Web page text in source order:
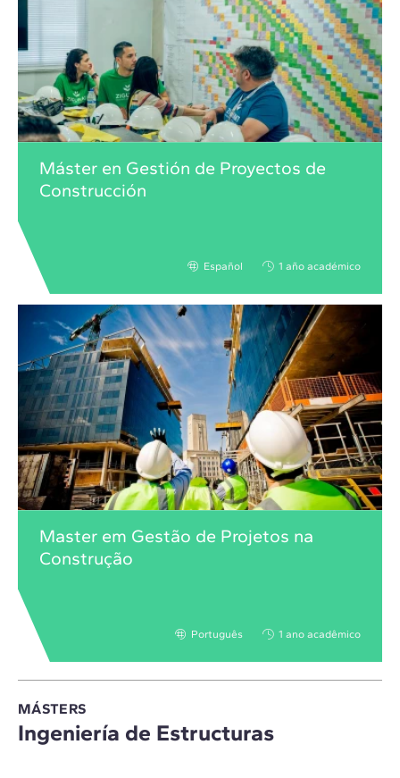
Máster en Gestión de Proyectos de
Construcción
Español 1 año académico
Master em Gestão de Projetos na
Construção
Português 1 ano acadêmico
MÁSTERS
Ingeniería de Estructuras